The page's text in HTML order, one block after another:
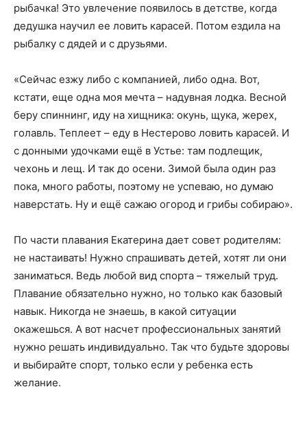
рыбачка! Это увлечение появилось в детстве, когда
дедушка научил ее ловить карасей. Потом ездила на
рыбалку с дядей и с друзьями.
«Сейчас езжу либо с компанией, либо одна. Вот,
кстати, еще одна моя мечта – надувная лодка. Весной
беру спиннинг, иду на хищника: окунь, щука, жерех,
голавль. Теплеет – еду в Нестерово ловить карасей. И
с донными удочками ещё в Устье: там подлещик,
чехонь и лещ. И так до осени. Зимой была один раз
пока, много работы, поэтому не успеваю, но думаю
наверстать. Ну и ещё сажаю огород и грибы собираю».
По части плавания Екатерина дает совет родителям:
не настаивать! Нужно спрашивать детей, хотят ли они
заниматься. Ведь любой вид спорта – тяжелый труд.
Плавание обязательно нужно, но только как базовый
навык. Никогда не знаешь, в какой ситуации
окажешься. А вот насчет профессиональных занятий
нужно решать индивидуально. Так что будьте здоровы
и выбирайте спорт, только если у ребенка есть
желание.